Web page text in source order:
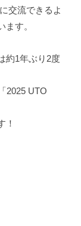
交流できるよ
す。
約1年ぶり2度
2025 UTO
！